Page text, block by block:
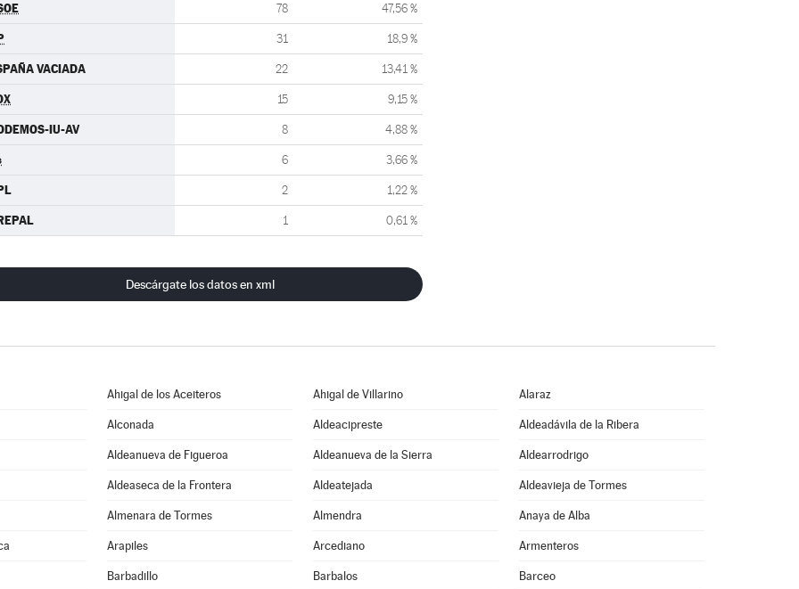
78 47,56 %
31 18,9 %
VACIADA 22 13,41 %
15 9,15 %
IU-AV 8 4,88 %
6 3,66 %
2 1,22 %
1 0,61 %
Descárgate los datos en xml
Ahigal de los Aceiteros Ahigal de Villarino Alaraz
Alconada Aldeacipreste Aldeadávila de la Ribera
Aldeanueva de Figueroa Aldeanueva de la Sierra Aldearrodrigo
Aldeaseca de la Frontera Aldeatejada Aldeavieja de Tormes
Almenara de Tormes Almendra Anaya de Alba
Arapiles Arcediano Armenteros
Barbadillo Barbalos Barceo